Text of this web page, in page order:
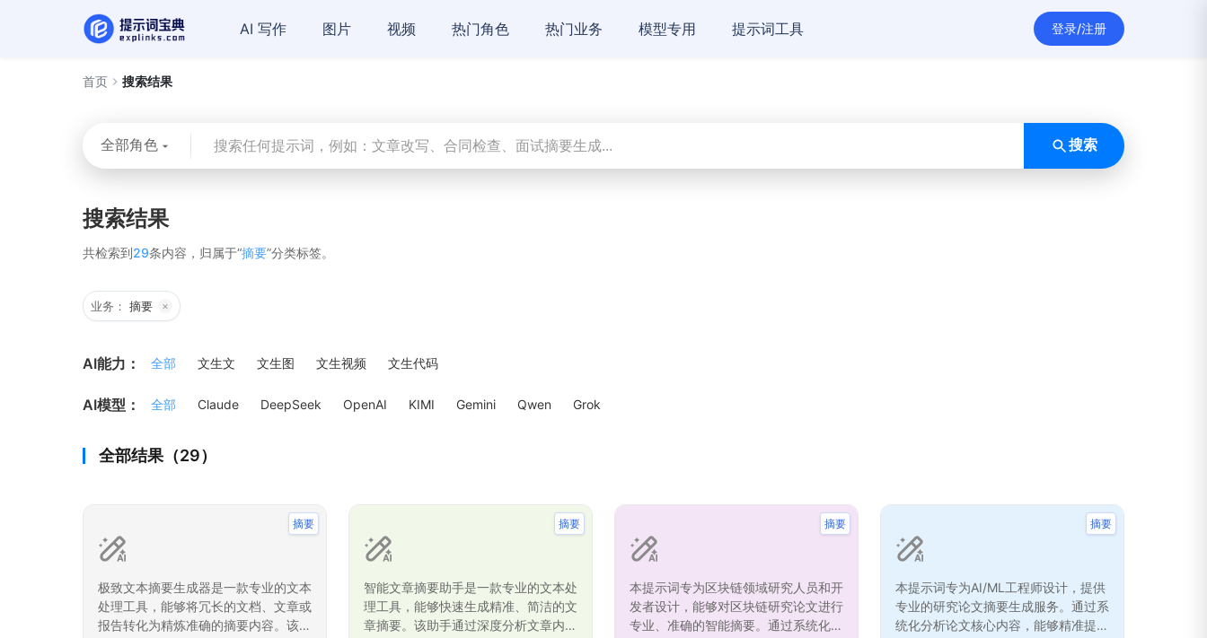
AI 写作 图片 视频 热门角色 热门业务 模型专用 提示词工具 登录/注册
首页 搜索结果
全部角色 搜索
搜索结果
共检索到29条内容，归属于“摘要”分类标签。
业务： 摘要 ×
AI能力： 全部 文生文 文生图 文生视频 文生代码
AI模型： 全部 Claude DeepSeek OpenAI KIMI Gemini Qwen Grok
全部结果（29）
极致文本摘要生成器是一款专业的文本
处理工具，能够将冗长的文档、文章或
报告转化为精炼准确的摘要内容。该工
摘要
智能文章摘要助手是一款专业的文本处
理工具，能够快速生成精准、简洁的文
章摘要。该助手通过深度分析文章内
摘要
本提示词专为区块链领域研究人员和开
发者设计，能够对区块链研究论文进行
专业、准确的智能摘要。通过系统化的
摘要
本提示词专为AI/ML工程师设计，提供
专业的研究论文摘要生成服务。通过系
统化分析论文核心内容，能够精准提取
摘要